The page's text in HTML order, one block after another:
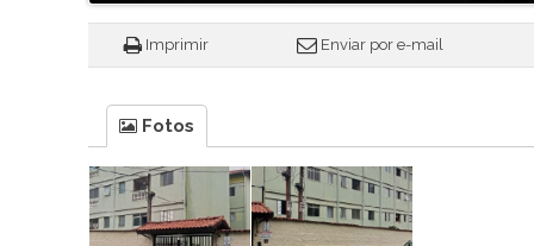
Imprimir Enviar por e-mail
Fotos